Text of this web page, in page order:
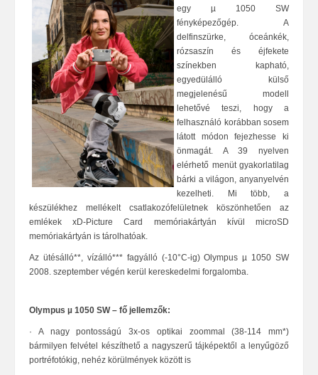
egy µ 1050 SW
fényképezőgép. A
delfinszürke, óceánkék,
rózsaszín és éjfekete
színekben kapható,
egyedülálló külső
megjelenésű modell
lehetővé teszi, hogy a
felhasználó korábban sosem
látott módon fejezhesse ki
önmagát. A 39 nyelven
elérhető menüt gyakorlatilag
bárki a világon, anyanyelvén
kezelheti. Mi több, a
készülékhez mellékelt csatlakozófelületnek köszönhetően az
emlékek xD-Picture Card memóriakártyán kívül microSD
memóriakártyán is tárolhatóak.
Az ütésálló**, vízálló*** fagyálló (-10°C-ig) Olympus µ 1050 SW
2008. szeptember végén kerül kereskedelmi forgalomba.
Olympus µ 1050 SW – fő jellemzők:
·
A nagy pontosságú 3x-os optikai zoommal (38-114 mm*)
bármilyen felvétel készíthető a nagyszerű tájképektől a lenyűgöző
portréfotókig, nehéz körülmények között is